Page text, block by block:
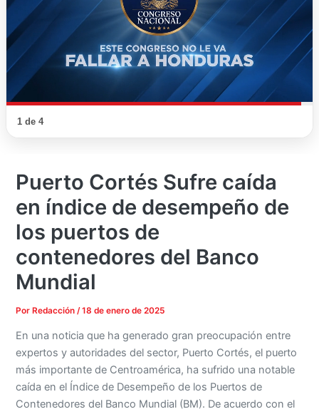
1 de 4
Puerto Cortés Sufre caída
en índice de desempeño de
los puertos de
contenedores del Banco
Mundial
PorRedacción /18 de enero de 2025
En una noticia que ha generado gran preocupación entre
expertos y autoridades del sector, Puerto Cortés, el puerto
más importante de Centroamérica, ha sufrido una notable
caída en el Índice de Desempeño de los Puertos de
Contenedores del Banco Mundial (BM). De acuerdo con el